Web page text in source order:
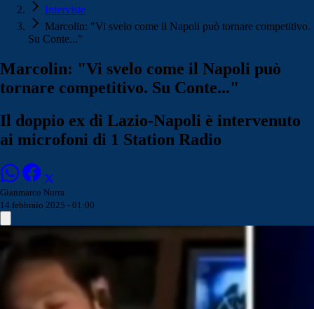
Interviste
Marcolin: "Vi svelo come il Napoli può tornare competitivo.
Su Conte..."
Marcolin: "Vi svelo come il Napoli può
tornare competitivo. Su Conte..."
Il doppio ex di Lazio-Napoli è intervenuto
ai microfoni di 1 Station Radio
Gianmarco Nurra
14 febbraio 2025 - 01:00